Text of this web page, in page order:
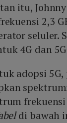
itu,
2,3
seluler.
4G dan
adopsi
di bawah